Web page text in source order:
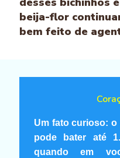
beija-flor
bem feito de
Um fato curioso:
pode bater até
quando em